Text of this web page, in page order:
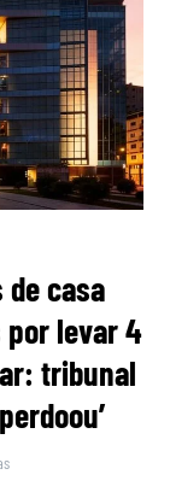
casa
por levar 4
tribunal